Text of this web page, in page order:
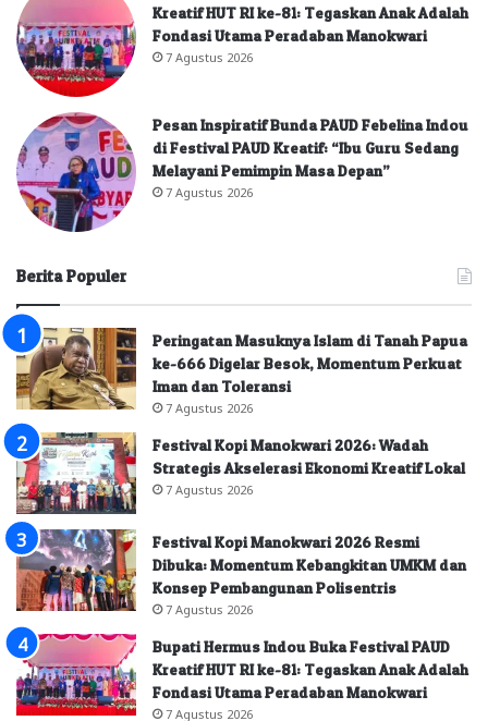
Kreatif HUT RI ke-81: Tegaskan Anak Adalah
Fondasi Utama Peradaban Manokwari
7 Agustus 2026
Pesan Inspiratif Bunda PAUD Febelina Indou
di Festival PAUD Kreatif: “Ibu Guru Sedang
Melayani Pemimpin Masa Depan”
7 Agustus 2026
Berita Populer
Peringatan Masuknya Islam di Tanah Papua
ke-666 Digelar Besok, Momentum Perkuat
Iman dan Toleransi
7 Agustus 2026
Festival Kopi Manokwari 2026: Wadah
Strategis Akselerasi Ekonomi Kreatif Lokal
7 Agustus 2026
Festival Kopi Manokwari 2026 Resmi
Dibuka: Momentum Kebangkitan UMKM dan
Konsep Pembangunan Polisentris
7 Agustus 2026
Bupati Hermus Indou Buka Festival PAUD
Kreatif HUT RI ke-81: Tegaskan Anak Adalah
Fondasi Utama Peradaban Manokwari
7 Agustus 2026